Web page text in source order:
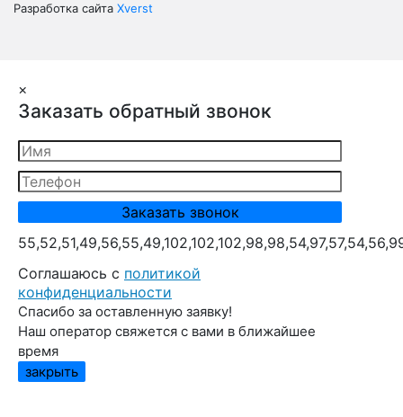
Разработка сайта Xverst
×
Заказать обратный звонок
Cоглашаюсь с политикой
конфиденциальности
Спасибо за оставленную заявку!
Наш оператор свяжется с вами в ближайшее
время
закрыть